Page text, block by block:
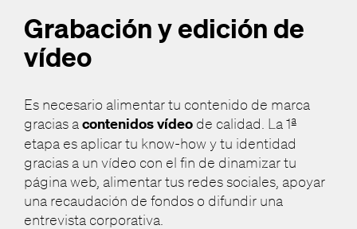
Grabación y edición de
vídeo
Es necesario alimentar tu contenido de marca
gracias a contenidos vídeo de calidad. La 1ª
etapa es aplicar tu know-how y tu identidad
gracias a un vídeo con el fin de dinamizar tu
página web, alimentar tus redes sociales, apoyar
una recaudación de fondos o difundir una
entrevista corporativa.